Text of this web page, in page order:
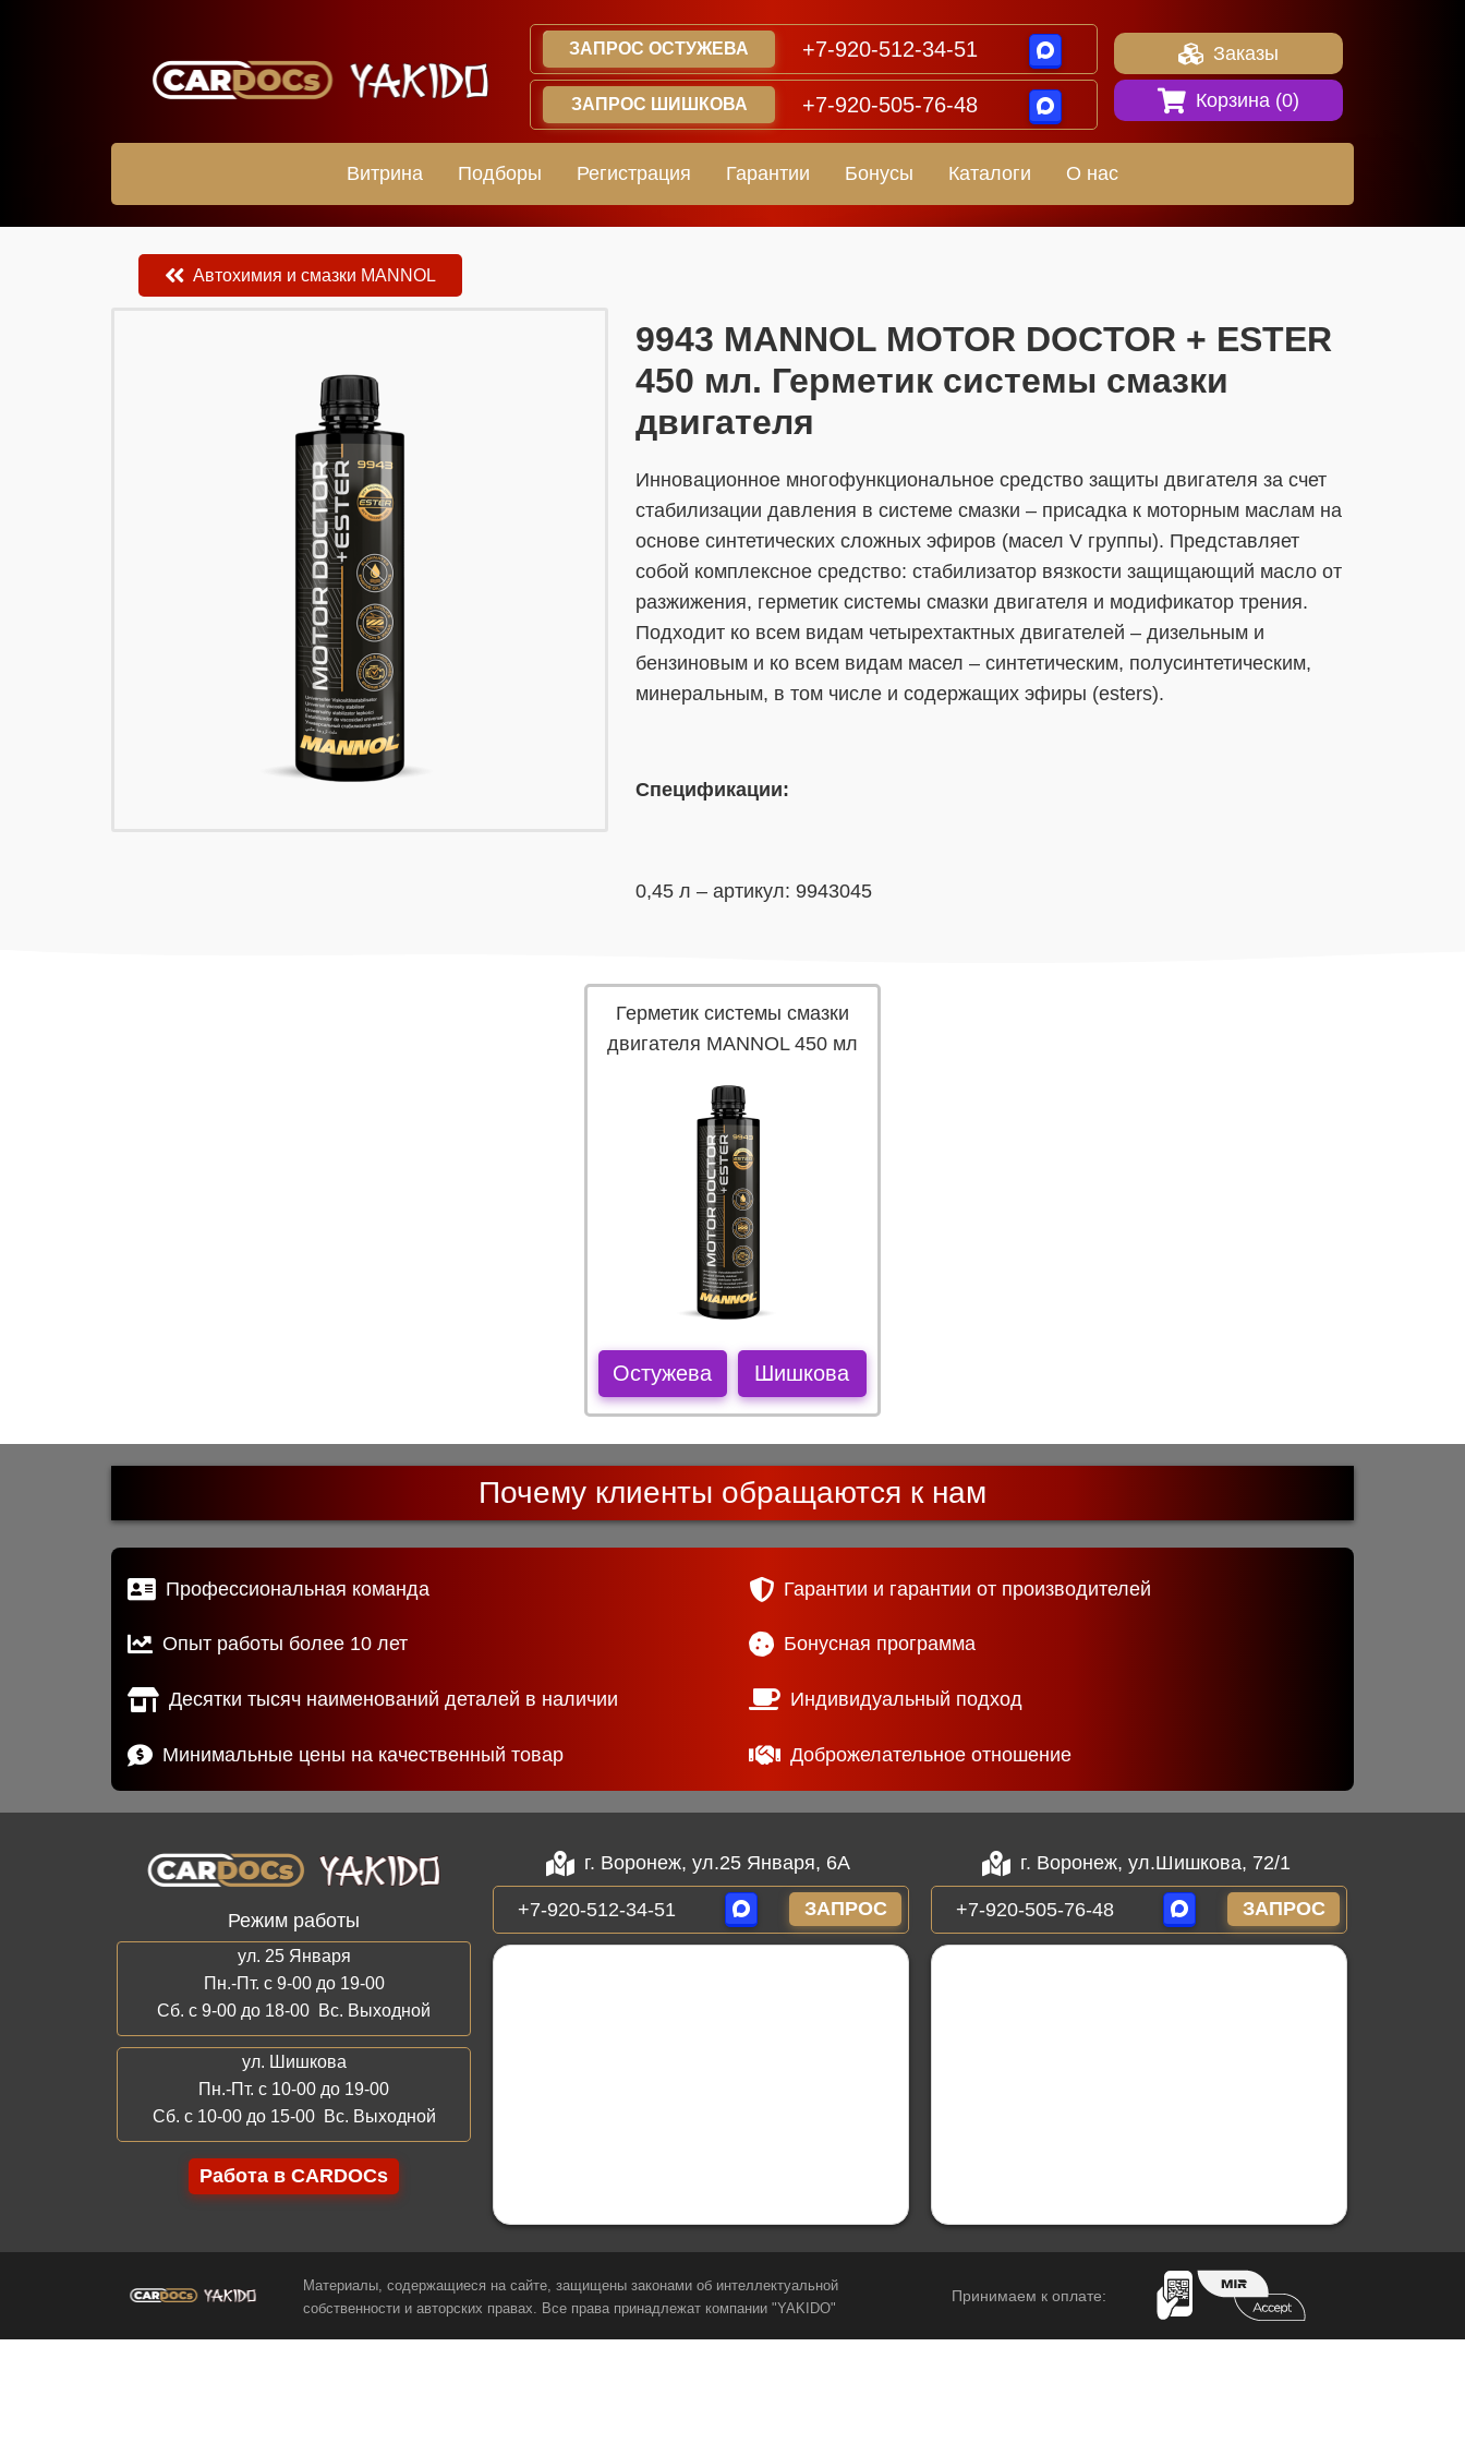
ЗАПРОС ОСТУЖЕВА +7-920-512-34-51
ЗАПРОС ШИШКОВА +7-920-505-76-48
Заказы
Корзина (0)
Витрина Подборы Регистрация Гарантии Бонусы Каталоги О нас
Автохимия и смазки MANNOL
​​​​9943 MANNOL MOTOR DOCTOR + ESTER
450 мл. Герметик системы смазки
двигателя
Инновационное многофункциональное средство защиты двигателя за счет
стабилизации давления в системе смазки – присадка к моторным маслам на
основе синтетических сложных эфиров (масел V группы). Представляет
собой комплексное средство: стабилизатор вязкости защищающий масло от
разжижения, герметик системы смазки двигателя и модификатор трения.
Подходит ко всем видам четырехтактных двигателей – дизельным и
бензиновым и ко всем видам масел – синтетическим, полуcинтетическим,
минеральным, в том числе и содержащих эфиры (esters).
Спецификации:
0,45 л – артикул: 9943045
Герметик системы смазки
двигателя MANNOL 450 мл
Остужева Шишкова
Почему клиенты обращаются к нам
Профессиональная команда
Опыт работы более 10 лет
Десятки тысяч наименований деталей в наличии
Минимальные цены на качественный товар
Гарантии и гарантии от производителей
Бонусная программа
Индивидуальный подход
Доброжелательное отношение
Режим работы
ул. 25 Января
Пн.-Пт. с 9-00 до 19-00
Сб. с 9-00 до 18-00 Вс. Выходной
ул. Шишкова
Пн.-Пт. с 10-00 до 19-00
Сб. с 10-00 до 15-00 Вс. Выходной
Работа в CARDOCs
г. Воронеж, ул.25 Января, 6А
+7-920-512-34-51 ЗАПРОС
г. Воронеж, ул.Шишкова, 72/1
+7-920-505-76-48 ЗАПРОС
Материалы, содержащиеся на сайте, защищены законами об интеллектуальной
собственности и авторских правах. Все права принадлежат компании "YAKIDO"
Принимаем к оплате: